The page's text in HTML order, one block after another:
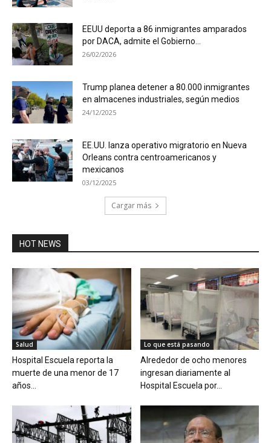
EEUU deporta a 86 inmigrantes amparados
por DACA, admite el Gobierno...
26/02/2026
Trump planea detener a 80.000 inmigrantes
en almacenes industriales, según medios
24/12/2025
EE.UU. lanza operativo migratorio en Nueva
Orleans contra centroamericanos y
mexicanos
03/12/2025
Cargar más
HOT NEWS
Salud
Hospital Escuela reporta la
muerte de una menor de 17
años...
Lo que está pasando
Alrededor de ocho menores
ingresan diariamente al
Hospital Escuela por...